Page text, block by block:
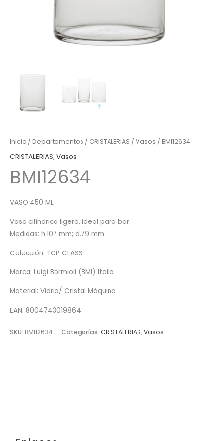
Inicio / Departamentos / CRISTALERIAS / Vasos / BMI12634
CRISTALERIAS, Vasos
BMI12634
VASO 450 ML
Vaso cilíndrico ligero, ideal para bar.
Medidas: h.107 mm; d.79 mm.
Colección: TOP CLASS
Marca: Luigi Bormioli (BMI) Italia
Material: Vidrio/ Cristal Máquina
EAN: 8004743019864
SKU: BMI12634 Categorías: CRISTALERIAS,Vasos